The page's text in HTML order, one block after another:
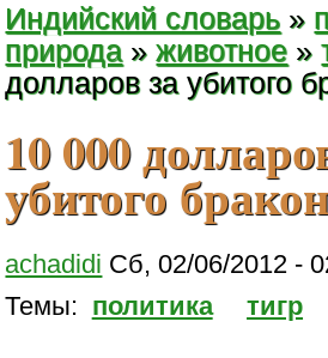
Индийский словарь »
природа »животное »
долларов за убитого
10 000
убитого
achadidi Сб, 02/06/2012 -
Темы: политика тигр